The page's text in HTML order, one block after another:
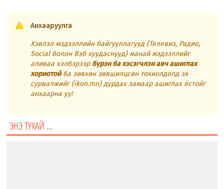
Анхааруулга
Хэвлэл мэдээллийн байгууллагууд (Телевиз, Радио,
Social болон Вэб хуудаснууд) манай мэдээллийг
аливаа хэлбэрээр бүрэн ба хэсэгчлэн авч ашиглах
хориотойба зөвхөн зөвшилцсөн тохиолдолд эх
сурвалжийг (ikon.mn) дурдах замаар ашиглах ёстойг
анхаарна уу!
ЭНЭ ТУХАЙ ...